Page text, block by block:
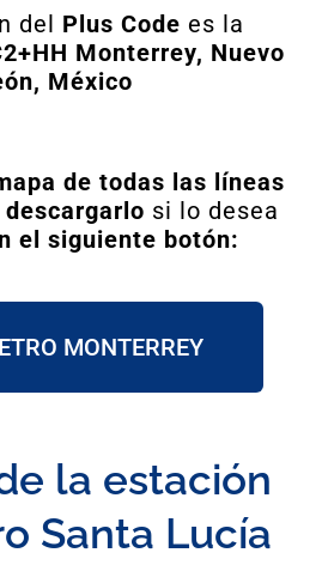
del Plus Code es la
Monterrey, Nuevo
México
de todas las líneas
si lo desea
el siguiente botón:
MONTERREY
la estación
Santa Lucía